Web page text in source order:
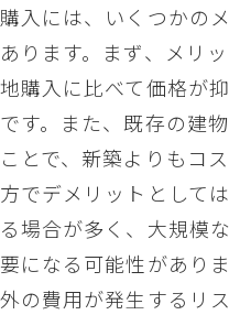
購入には、いくつかの
あります。まず、メリ
地購入に比べて価格が
です。また、既存の建
ことで、新築よりもコ
方でデメリットとして
る場合が多く、大規模
要になる可能性があり
外の費用が発生するリ